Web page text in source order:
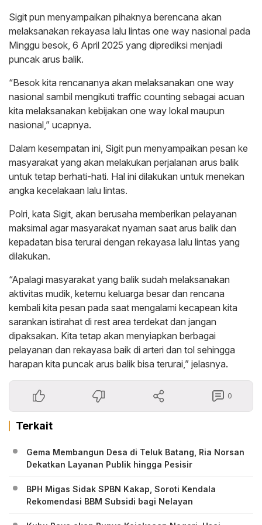
Sigit pun menyampaikan pihaknya berencana akan
melaksanakan rekayasa lalu lintas one way nasional pada
Minggu besok, 6 April 2025 yang diprediksi menjadi
puncak arus balik.
“Besok kita rencananya akan melaksanakan one way
nasional sambil mengikuti traffic counting sebagai acuan
kita melaksanakan kebijakan one way lokal maupun
nasional,” ucapnya.
Dalam kesempatan ini, Sigit pun menyampaikan pesan ke
masyarakat yang akan melakukan perjalanan arus balik
untuk tetap berhati-hati. Hal ini dilakukan untuk menekan
angka kecelakaan lalu lintas.
Polri, kata Sigit, akan berusaha memberikan pelayanan
maksimal agar masyarakat nyaman saat arus balik dan
kepadatan bisa terurai dengan rekayasa lalu lintas yang
dilakukan.
“Apalagi masyarakat yang balik sudah melaksanakan
aktivitas mudik, ketemu keluarga besar dan rencana
kembali kita pesan pada saat mengalami kecapean kita
sarankan istirahat di rest area terdekat dan jangan
dipaksakan. Kita tetap akan menyiapkan berbagai
pelayanan dan rekayasa baik di arteri dan tol sehingga
harapan kita puncak arus balik bisa terurai,” jelasnya.
0
Terkait
Gema Membangun Desa di Teluk Batang, Ria Norsan
Dekatkan Layanan Publik hingga Pesisir
BPH Migas Sidak SPBN Kakap, Soroti Kendala
Rekomendasi BBM Subsidi bagi Nelayan